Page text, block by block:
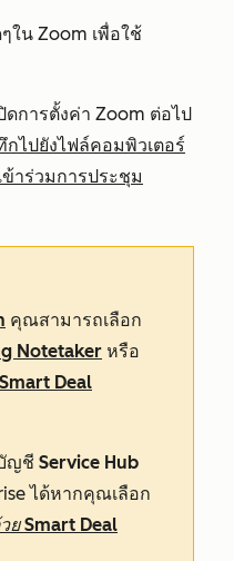
ใน Zoom เพื่อใช้
การตั้งค่า Zoom ต่อไป
กไปยังไฟล์คอมพิวเตอร์
าร่วมการประชุม
คุณสามารถเลือก
Notetaker หรือ
Deal
ญชี Service Hub
ได้หากคุณเลือก
ย Smart Deal